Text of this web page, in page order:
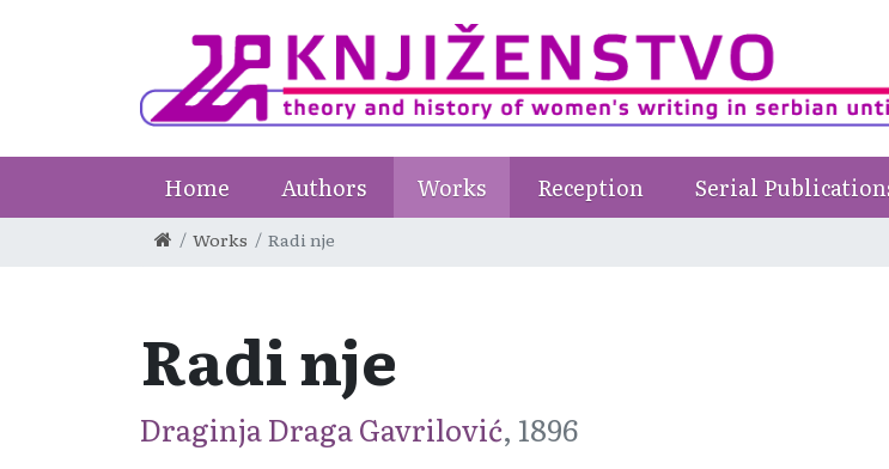
Home Authors Works Reception Serial
Works Radi nje
Radi nje
Draginja Draga Gavrilović, 1896